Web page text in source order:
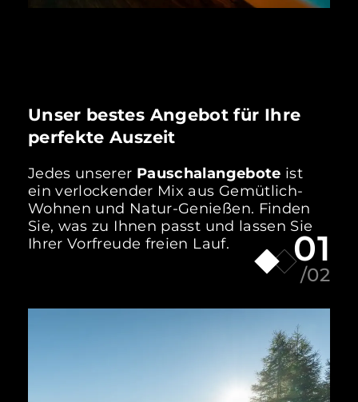
Unser bestes Angebot für Ihre
perfekte Auszeit
Jedes unserer Pauschalangebote ist
ein verlockender Mix aus Gemütlich-
Wohnen und Natur-Genießen. Finden
Sie, was zu Ihnen passt und lassen Sie
Ihrer Vorfreude freien Lauf.
01
/02